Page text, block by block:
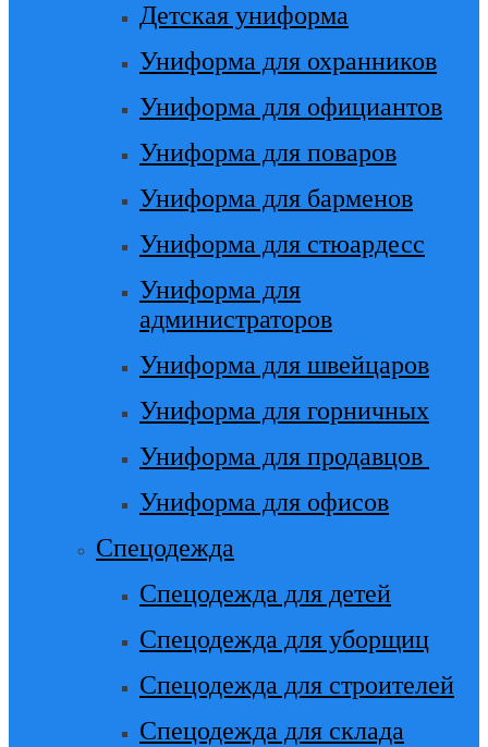
Детская униформа
Униформа для охранников
Униформа для официантов
Униформа для поваров
Униформа для барменов
Униформа для стюардесс
Униформа для
администраторов
Униформа для швейцаров
Униформа для горничных
Униформа для продавцов
Униформа для офисов
Спецодежда
Спецодежда для детей
Спецодежда для уборщиц
Спецодежда для строителей
Спецодежда для склада